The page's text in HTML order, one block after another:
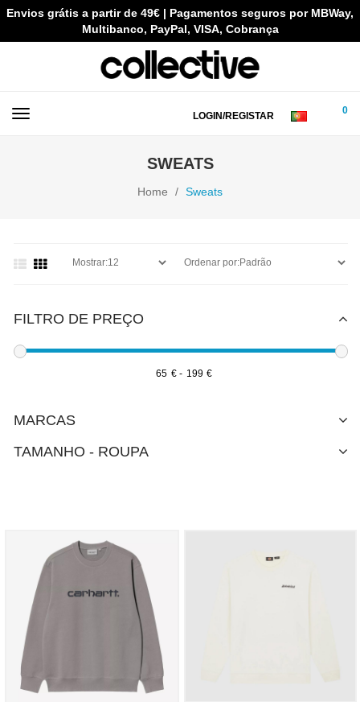
Envios grátis a partir de 49€ | Pagamentos seguros por MBWay,
Multibanco, PayPal, VISA, Cobrança
LOGIN/REGISTAR 0
SWEATS
Home Sweats
FILTRO DE PREÇO
€ - €
MARCAS
TAMANHO - ROUPA